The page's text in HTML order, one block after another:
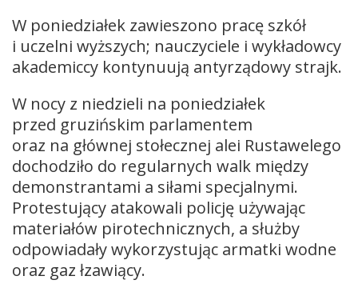
W poniedziałek zawieszono pracę szkół
i uczelni wyższych; nauczyciele i wykładowcy
akademiccy kontynuują antyrządowy strajk.
W nocy z niedzieli na poniedziałek
przed gruzińskim parlamentem
oraz na głównej stołecznej alei Rustawelego
dochodziło do regularnych walk między
demonstrantami a siłami specjalnymi.
Protestujący atakowali policję używając
materiałów pirotechnicznych, a służby
odpowiadały wykorzystując armatki wodne
oraz gaz łzawiący.